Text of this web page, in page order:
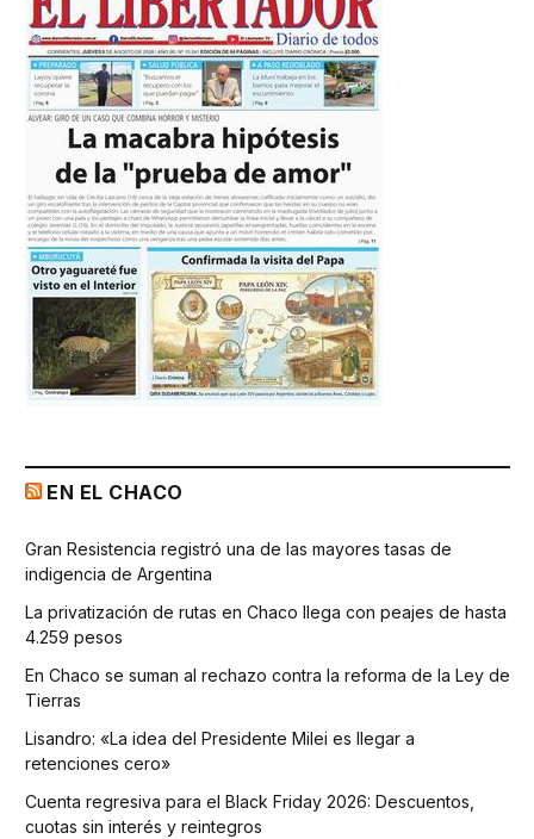
EN EL CHACO
Gran Resistencia registró una de las mayores tasas de
indigencia de Argentina
La privatización de rutas en Chaco llega con peajes de hasta
4.259 pesos
En Chaco se suman al rechazo contra la reforma de la Ley de
Tierras
Lisandro: «La idea del Presidente Milei es llegar a
retenciones cero»
Cuenta regresiva para el Black Friday 2026: Descuentos,
cuotas sin interés y reintegros